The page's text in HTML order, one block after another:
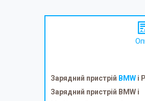
Зарядний пристрій BMW i
Зарядний пристрій BMW i